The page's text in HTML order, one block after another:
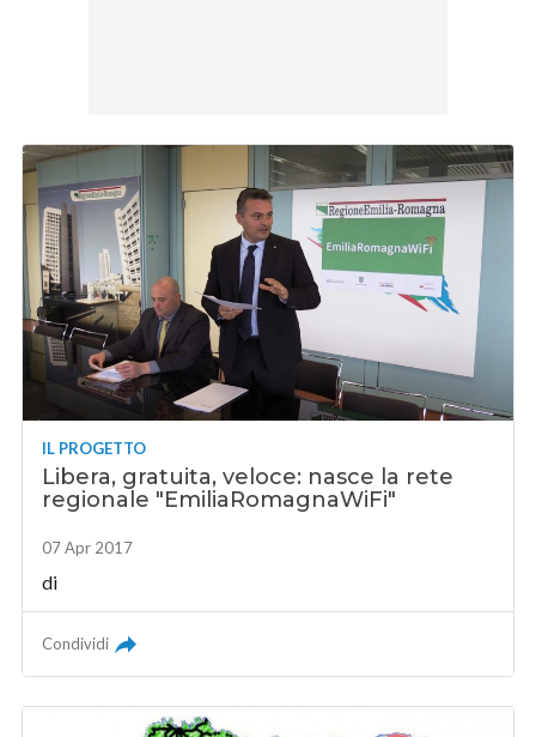
IL PROGETTO
Libera, gratuita, veloce: nasce la rete
regionale "EmiliaRomagnaWiFi"
07 Apr 2017
di
Condividi